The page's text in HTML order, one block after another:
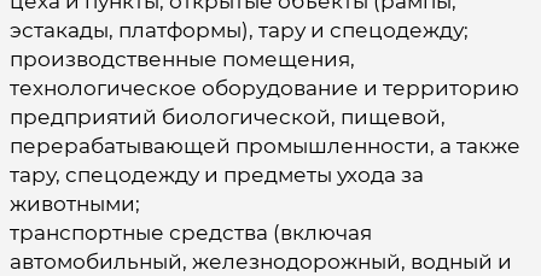
эстакады, платформы), тару и спецодежду;
производственные помещения,
технологическое оборудование и территорию
пред­приятий биологической, пищевой,
перерабатывающей промышленности, а также
тару, спецодежду и предметы ухода за
животными;
транспортные средства (включая
автомобильный, железнодорожный, водный и